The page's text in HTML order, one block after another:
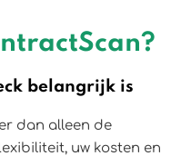
belangrijk is
dan alleen de
uw kosten en